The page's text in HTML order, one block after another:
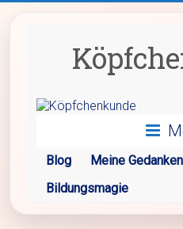
Blog Meine Gedanken
Bildungsmagie